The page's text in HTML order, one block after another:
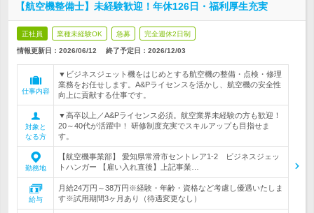
【航空機整備士】未経験歓迎！年休126日・福利厚生充実
正社員 業種未経験OK 急募 完全週休2日制
情報更新日：2026/06/12 終了予定日： 2026/12/03
仕事内容
▼ビジネスジェット機をはじめとする航空機の整備・点検・修理
業務をお任せします。A&Pライセンスを活かし、航空機の安全性
向上に貢献する仕事です。
対象と
なる方
▼高卒以上／A&Pライセンス必須。航空業界未経験の方も歓迎！
20～40代が活躍中！ 研修制度充実でスキルアップも目指せま
す。
勤務地
【航空機事業部】 愛知県常滑市セントレア1-2 ビジネスジェッ
トハンガー 【雇い入れ直後】上記事業…
給与
月給24万円～38万円※経験・年齢・資格など考慮し優遇いたしま
す※試用期間3ヶ月あり（待遇変更なし）